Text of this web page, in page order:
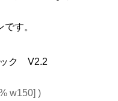
す。
ック V2.2
w150] )